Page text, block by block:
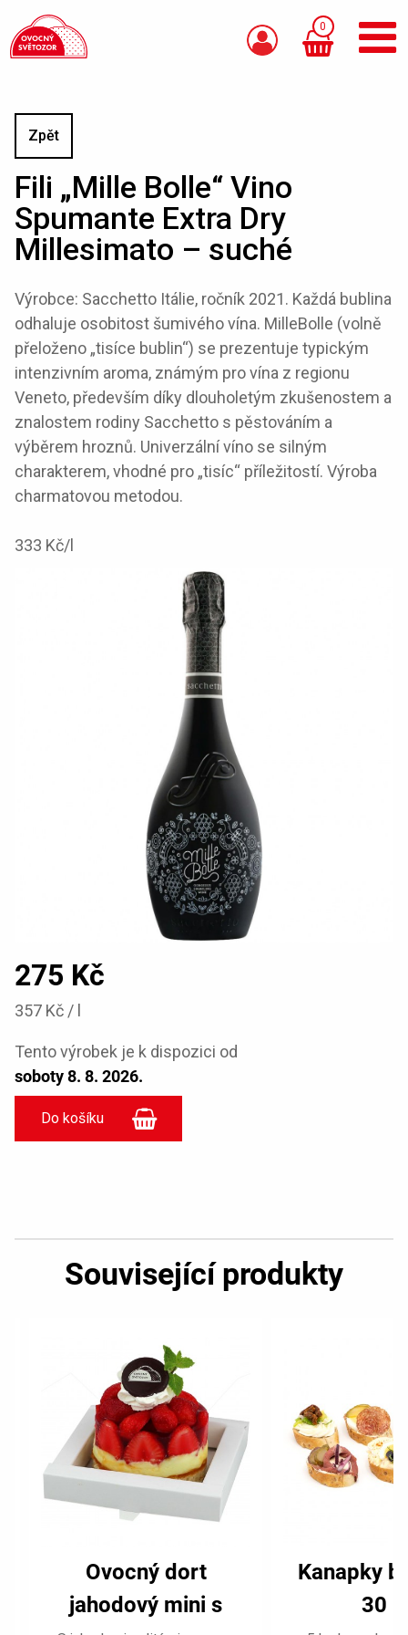
0
Zpět
Fili „Mille Bolle“ Vino
Spumante Extra Dry
Millesimato – suché
Výrobce: Sacchetto Itálie, ročník 2021. Každá bublina
odhaluje osobitost šumivého vína. MilleBolle (volně
přeloženo „tisíce bublin“) se prezentuje typickým
intenzivním aroma, známým pro vína z regionu
Veneto, především díky dlouholetým zkušenostem a
znalostem rodiny Sacchetto s pěstováním a
výběrem hroznů. Univerzální víno se silným
charakterem, vhodné pro „tisíc“ příležitostí. Výroba
charmatovou metodou.
333 Kč/l
275 Kč
357 Kč / l
Tento výrobek je k dispozici od
soboty 8. 8. 2026.
Související produkty
Ovocný dort
jahodový mini s
Kanapky
30